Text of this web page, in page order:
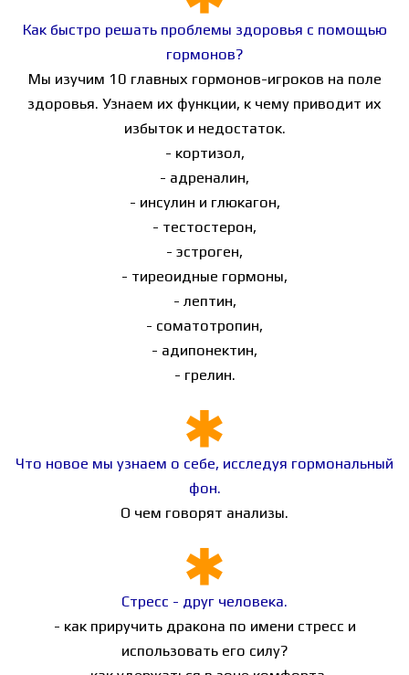
Как быстро решать проблемы здоровья с помощью
гормонов?
Мы изучим 10 главных гормонов-игроков на поле
здоровья. Узнаем их функции, к чему приводит их
избыток и недостаток.
- кортизол,
- адреналин,
- инсулин и глюкагон,
- тестостерон,
- эстроген,
- тиреоидные гормоны,
- лептин,
- соматотропин,
- адипонектин,
- грелин.
Что новое мы узнаем о себе, исследуя гормональный
фон.
О чем говорят анализы.
Стресс - друг человека.
- как приручить дракона по имени стресс и
использовать его силу?